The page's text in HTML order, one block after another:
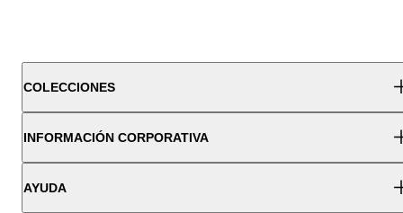
COLECCIONES
INFORMACIÓN CORPORATIVA
AYUDA